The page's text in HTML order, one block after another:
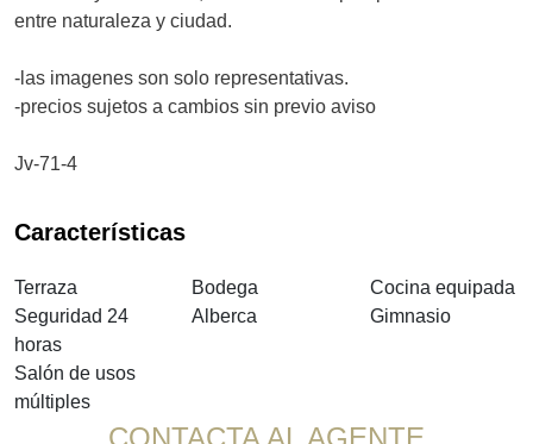
entre naturaleza y ciudad.
-las imagenes son solo representativas.
-precios sujetos a cambios sin previo aviso
Jv-71-4
Características
Terraza Bodega
Cocina equipada
Seguridad 24
horas
Alberca Gimnasio
Salón de usos
múltiples
CONTACTA AL AGENTE